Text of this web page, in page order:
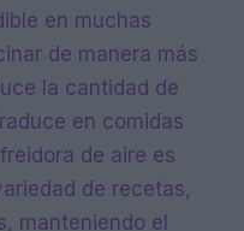
en muchas
de manera más
la cantidad de
en comidas
de aire es
de recetas,
manteniendo el